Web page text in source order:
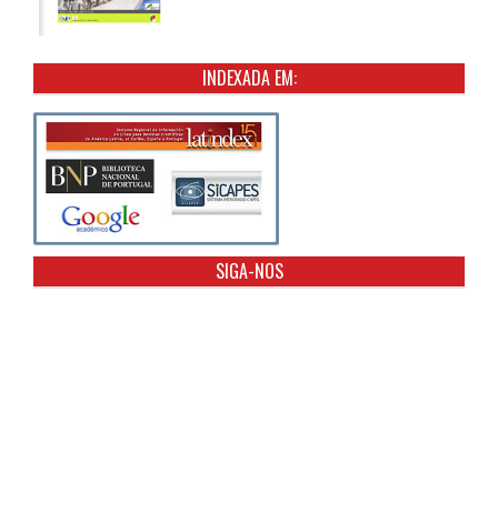
INDEXADA EM:
SIGA-NOS